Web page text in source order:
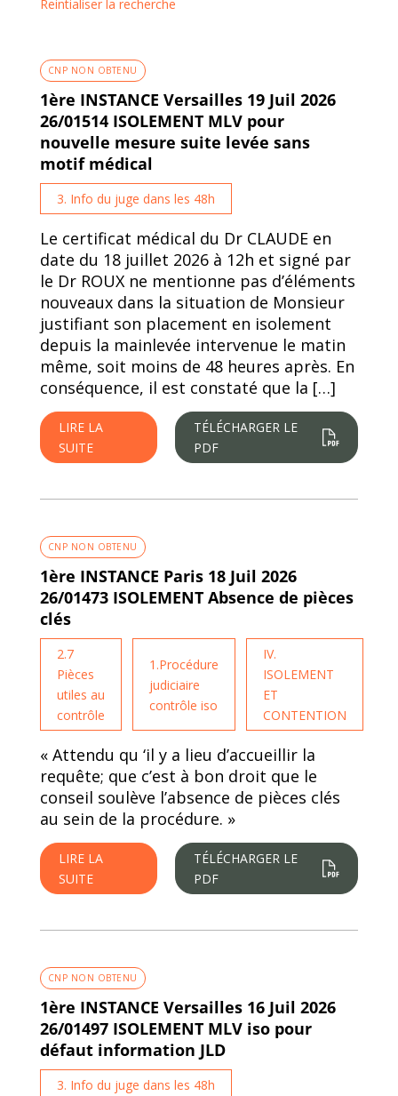
Reintialiser la recherche
CNP NON OBTENU
1ère INSTANCE Versailles 19 Juil 2026
26/01514 ISOLEMENT MLV pour
nouvelle mesure suite levée sans
motif médical
3. Info du juge dans les 48h
Le certificat médical du Dr CLAUDE en
date du 18 juillet 2026 à 12h et signé par
le Dr ROUX ne mentionne pas d’éléments
nouveaux dans la situation de Monsieur
justifiant son placement en isolement
depuis la mainlevée intervenue le matin
même, soit moins de 48 heures après. En
conséquence, il est constaté que la […]
LIRE LA
SUITE
TÉLÉCHARGER LE
PDF
CNP NON OBTENU
1ère INSTANCE Paris 18 Juil 2026
26/01473 ISOLEMENT Absence de pièces
clés
2.7
Pièces
utiles au
contrôle
1.Procédure
judiciaire
contrôle iso
IV.
ISOLEMENT
ET
CONTENTION
« Attendu qu ‘il y a lieu d’accueillir la
requête; que c’est à bon droit que le
conseil soulève l’absence de pièces clés
au sein de la procédure. »
LIRE LA
SUITE
TÉLÉCHARGER LE
PDF
CNP NON OBTENU
1ère INSTANCE Versailles 16 Juil 2026
26/01497 ISOLEMENT MLV iso pour
défaut information JLD
3. Info du juge dans les 48h